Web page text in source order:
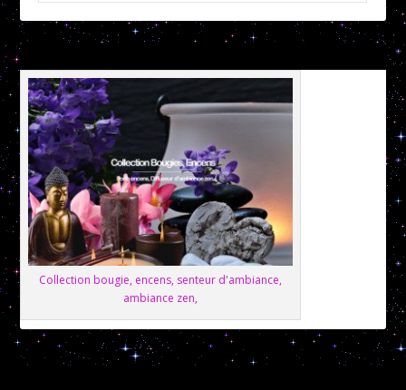
Collection bougie, encens, senteur d'ambiance,
ambiance zen,